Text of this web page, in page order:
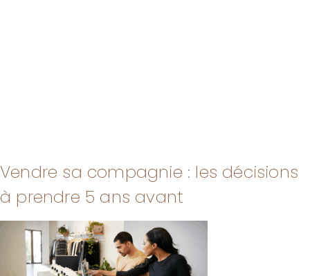
Vendre sa compagnie : les décisions
à prendre 5 ans avant